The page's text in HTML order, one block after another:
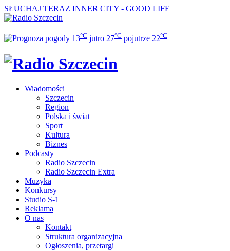
SŁUCHAJ TERAZ INNER CITY - GOOD LIFE
13°C jutro 27°C pojutrze 22°C
Wiadomości
Szczecin
Region
Polska i świat
Sport
Kultura
Biznes
Podcasty
Radio Szczecin
Radio Szczecin Extra
Muzyka
Konkursy
Studio S-1
Reklama
O nas
Kontakt
Struktura organizacyjna
Ogłoszenia, przetargi